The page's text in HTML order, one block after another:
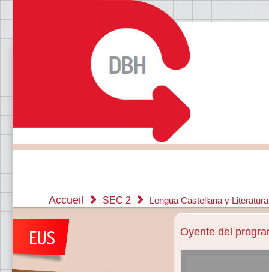
Accueil SEC 2 Lengua Castellana y
Oyente del